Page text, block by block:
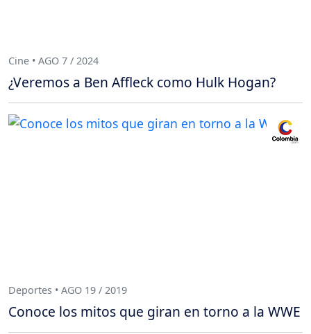
Cine • AGO 7 / 2024
¿Veremos a Ben Affleck como Hulk Hogan?
Deportes • AGO 19 / 2019
Conoce los mitos que giran en torno a la WWE